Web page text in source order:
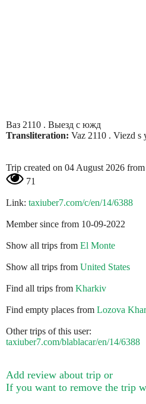
Ваз 2110 . Выезд с южд
Transliteration: Vaz 2110 . Viezd s
Trip created on 04 August 2026 from
71
Link: taxiuber7.com/c/en/14/6388
Member since from 10-09-2022
Show all trips from El Monte
Show all trips from United States
Find all trips from Kharkiv
Find empty places from Lozova
Other trips of this user:
taxiuber7.com/blablacar/en/14/6388
Add review about trip or
If you want to remove the trip